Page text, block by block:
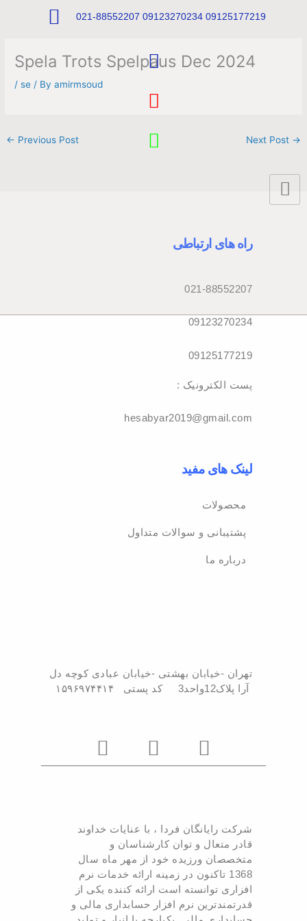
021-88552207 09123270234 09125177219
T
e
l
e
g
r
I
n
s
t
W
h
Spela Trots Spelpaus Dec 2024
/se / Byamirmsoud
← Previous Post Next Post →
راه های ارتباطی
021-88552207
09123270234
09125177219
: پست الکترونیک
hesabyar2019@gmail.com
لینک های مفید
محصولات
پشتیبانی و سوالات متداول
درباره ما
تهران -خیابان بهشتی -خیابان عبادی کوچه دل
I
c
t
e
l
e
I
c
-
i
n
s
t
I
c
-
w
h
a
t
شرکت رایانگان فردا ، با عنایات خداوند
قادر متعال و توان کارشناسان و
متخصصان ورزیده خود از مهر ماه سال
1368 تاکنون در زمینه ارائه خدمات نرم
افزاری توانسته است ارائه کننده یکی از
قدرتمندترین نرم افزار حسابداری مالی و